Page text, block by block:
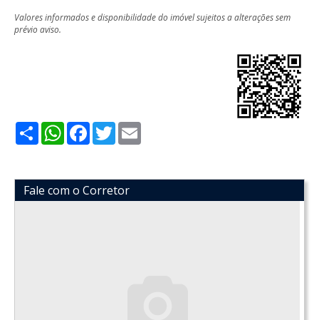
Valores informados e disponibilidade do imóvel sujeitos a alterações sem
prévio aviso.
ShareWhatsApp
Facebook
Twitter
Fale com o Corretor